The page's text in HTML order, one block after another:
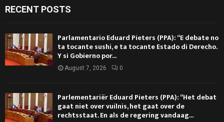
RECENT POSTS
Parlamentario Eduard Pieters (PPA): “E debate no
ta tocante sushi, e ta tocante Estado di Derecho.
Y si Gobierno por...
August 7, 2026 0
Parlementariër Eduard Pieters (PPA): “Het debat
gaat niet over vuilnis, het gaat over de
rechtsstaat. En als de regering vandaag...